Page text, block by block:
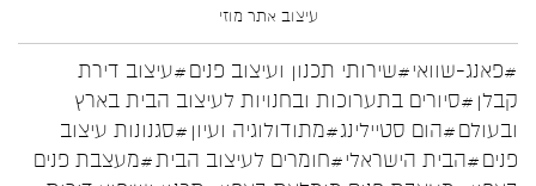
עיצוב אתר מוזי
#פאנג-שוואי#שירותי תכנון ועיצוב פנים#עיצוב דירת
קבלן #סיורים בתערוכות ובחנויות לעיצוב הבית בארץ
ובעולם#הום סטיילינג#מתודולוגיה ועיון #סגנונות עיצוב
פנים#הבית הישראלי#חומרים לעיצוב הבית#מעצבת פנים